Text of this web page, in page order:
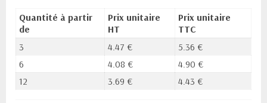
Quantité à partir
de
Prix unitaire
HT
Prix unitaire
TTC
3
4.47 €
5.36 €
6
4.08 €
4.90 €
12
3.69 € 4.43 €